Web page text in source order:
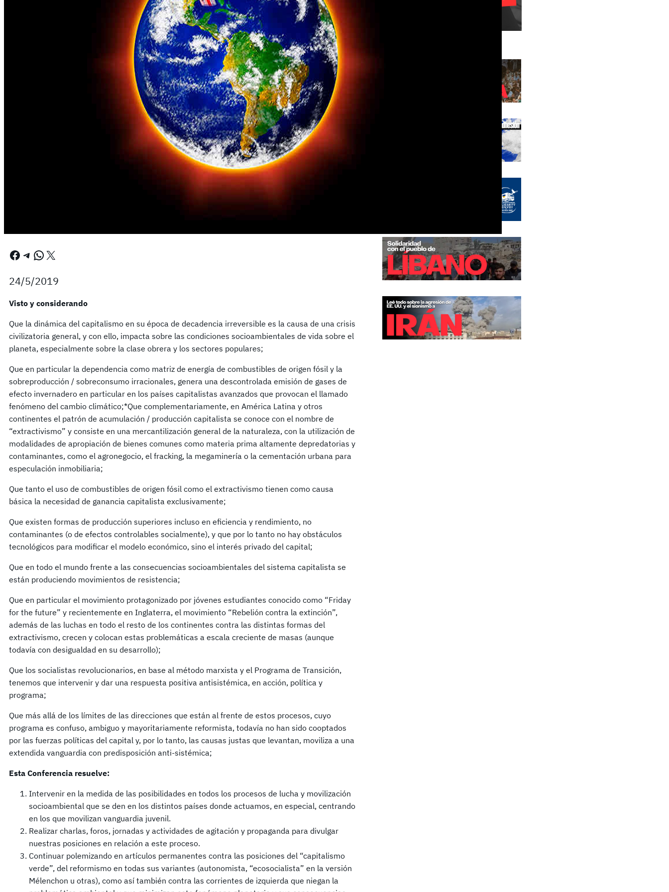
Facebook Telegram WhatsApp X
24/5/2019
Visto y considerando
Que la dinámica del capitalismo en su época de decadencia irreversible es la causa de una crisis
civilizatoria general, y con ello, impacta sobre las condiciones socioambientales de vida sobre el
planeta, especialmente sobre la clase obrera y los sectores populares;
Que en particular la dependencia como matriz de energía de combustibles de origen fósil y la
sobreproducción / sobreconsumo irracionales, genera una descontrolada emisión de gases de
efecto invernadero en particular en los países capitalistas avanzados que provocan el llamado
fenómeno del cambio climático;*Que complementariamente, en América Latina y otros
continentes el patrón de acumulación / producción capitalista se conoce con el nombre de
“extractivismo” y consiste en una mercantilización general de la naturaleza, con la utilización de
modalidades de apropiación de bienes comunes como materia prima altamente depredatorias y
contaminantes, como el agronegocio, el fracking, la megaminería o la cementación urbana para
especulación inmobiliaria;
Que tanto el uso de combustibles de origen fósil como el extractivismo tienen como causa
básica la necesidad de ganancia capitalista exclusivamente;
Que existen formas de producción superiores incluso en eficiencia y rendimiento, no
contaminantes (o de efectos controlables socialmente), y que por lo tanto no hay obstáculos
tecnológicos para modificar el modelo económico, sino el interés privado del capital;
Que en todo el mundo frente a las consecuencias socioambientales del sistema capitalista se
están produciendo movimientos de resistencia;
Que en particular el movimiento protagonizado por jóvenes estudiantes conocido como “Friday
for the future” y recientemente en Inglaterra, el movimiento “Rebelión contra la extinción”,
además de las luchas en todo el resto de los continentes contra las distintas formas del
extractivismo, crecen y colocan estas problemáticas a escala creciente de masas (aunque
todavía con desigualdad en su desarrollo);
Que los socialistas revolucionarios, en base al método marxista y el Programa de Transición,
tenemos que intervenir y dar una respuesta positiva antisistémica, en acción, política y
programa;
Que más allá de los límites de las direcciones que están al frente de estos procesos, cuyo
programa es confuso, ambiguo y mayoritariamente reformista, todavía no han sido cooptados
por las fuerzas políticas del capital y, por lo tanto, las causas justas que levantan, moviliza a una
extendida vanguardia con predisposición anti-sistémica;
Esta Conferencia resuelve:
Intervenir en la medida de las posibilidades en todos los procesos de lucha y movilización
socioambiental que se den en los distintos países donde actuamos, en especial, centrando
en los que movilizan vanguardia juvenil.
Realizar charlas, foros, jornadas y actividades de agitación y propaganda para divulgar
nuestras posiciones en relación a este proceso.
Continuar polemizando en artículos permanentes contra las posiciones del “capitalismo
verde”, del reformismo en todas sus variantes (autonomista, “ecosocialista” en la versión
Mélenchon u otras), como así también contra las corrientes de izquierda que niegan la